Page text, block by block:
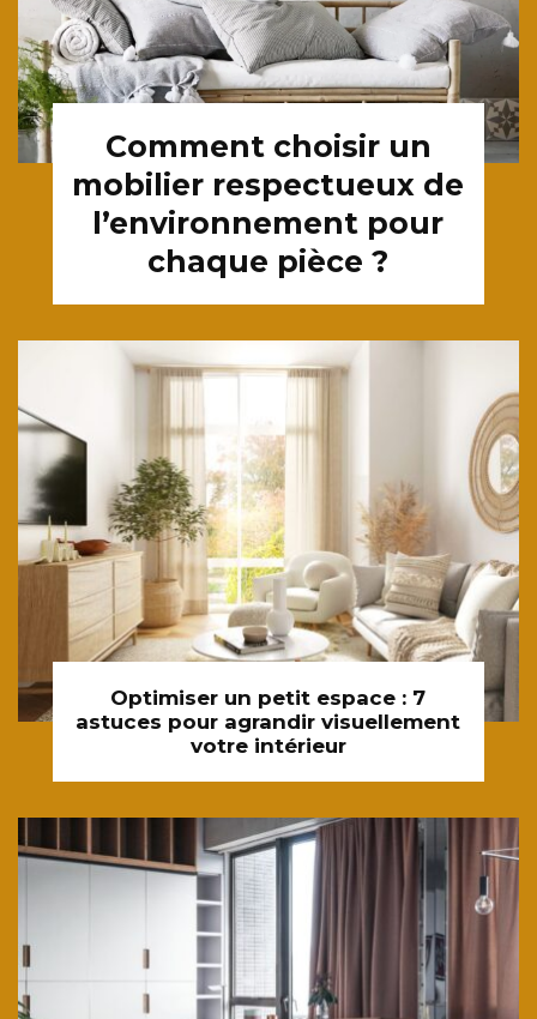
Comment choisir un
mobilier respectueux de
l’environnement pour
chaque pièce ?
Optimiser un petit espace : 7
astuces pour agrandir visuellement
votre intérieur